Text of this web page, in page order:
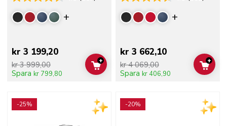
Display more colors
kr 3 199,20
kr 3 999,00
Spara kr 799,80
ADD TO CART
+
Display
kr 3 662,10
kr 4 069,00
Spara kr 406,90
ADD
+
-25% -20%